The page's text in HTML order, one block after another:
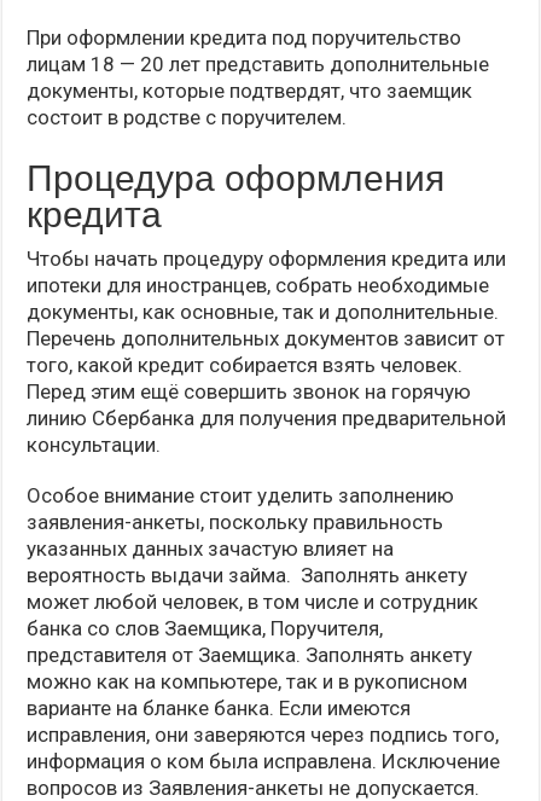
При оформлении кредита под поручительство
лицам 18 — 20 лет представить дополнительные
документы, которые подтвердят, что заемщик
состоит в родстве с поручителем.
Процедура оформления
кредита
Чтобы начать процедуру оформления кредита или
ипотеки для иностранцев, собрать необходимые
документы, как основные, так и дополнительные.
Перечень дополнительных документов зависит от
того, какой кредит собирается взять человек.
Перед этим ещё совершить звонок на горячую
линию Сбербанка для получения предварительной
консультации.
Особое внимание стоит уделить заполнению
заявления-анкеты, поскольку правильность
указанных данных зачастую влияет на
вероятность выдачи займа. Заполнять анкету
может любой человек, в том числе и сотрудник
банка со слов Заемщика, Поручителя,
представителя от Заемщика. Заполнять анкету
можно как на компьютере, так и в рукописном
варианте на бланке банка. Если имеются
исправления, они заверяются через подпись того,
информация о ком была исправлена. Исключение
вопросов из Заявления-анкеты не допускается.